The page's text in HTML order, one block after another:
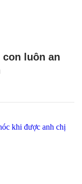
con luôn an